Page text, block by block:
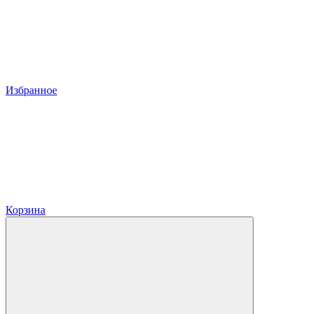
Избранное
Корзина